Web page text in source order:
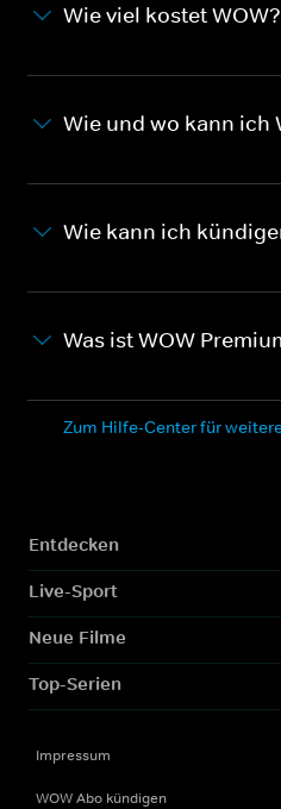
Wie viel kostet WOW?
Wie und wo kann ich
Wie kann ich
Was ist WOW
Zum Hilfe-Center für
Entdecken
Live-Sport
Neue Filme
Top-Serien
Impressum
WOW Abo kündigen